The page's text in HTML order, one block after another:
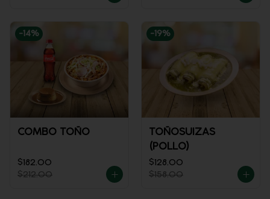
-14%
COMBO TOÑO
$182.00
$212.00
-19%
TOÑOSUIZAS
(POLLO)
$128.00
$158.00